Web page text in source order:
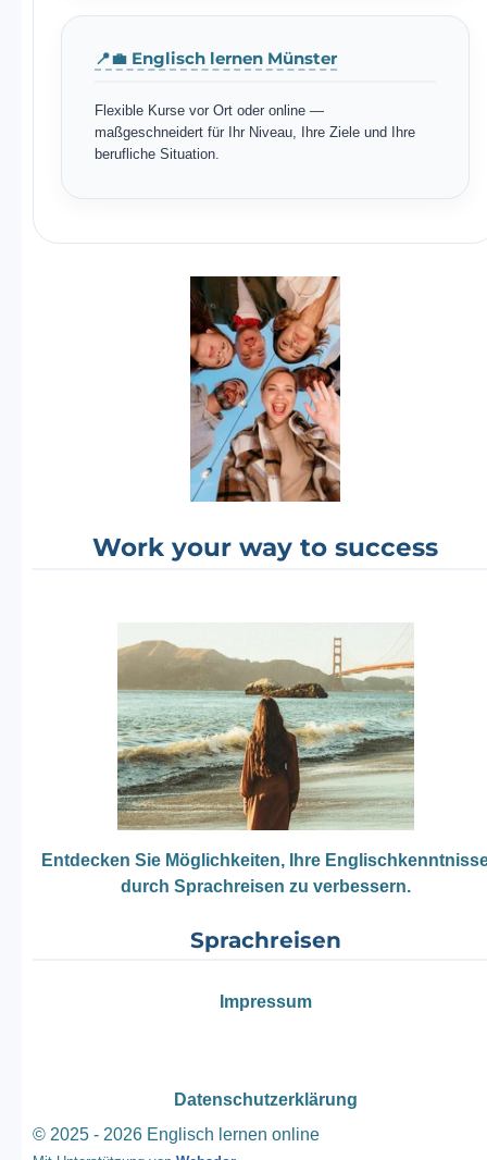
📍💼 Englisch lernen Münster
Flexible Kurse vor Ort oder online —
maßgeschneidert für Ihr Niveau, Ihre Ziele und Ihre
berufliche Situation.
Work your way to success
Entdecken Sie Möglichkeiten, Ihre
durch Sprachreisen zu verbessern.
Sprachreisen
Impressum
Datenschutzerklärung
© 2025 - 2026 Englisch lernen online